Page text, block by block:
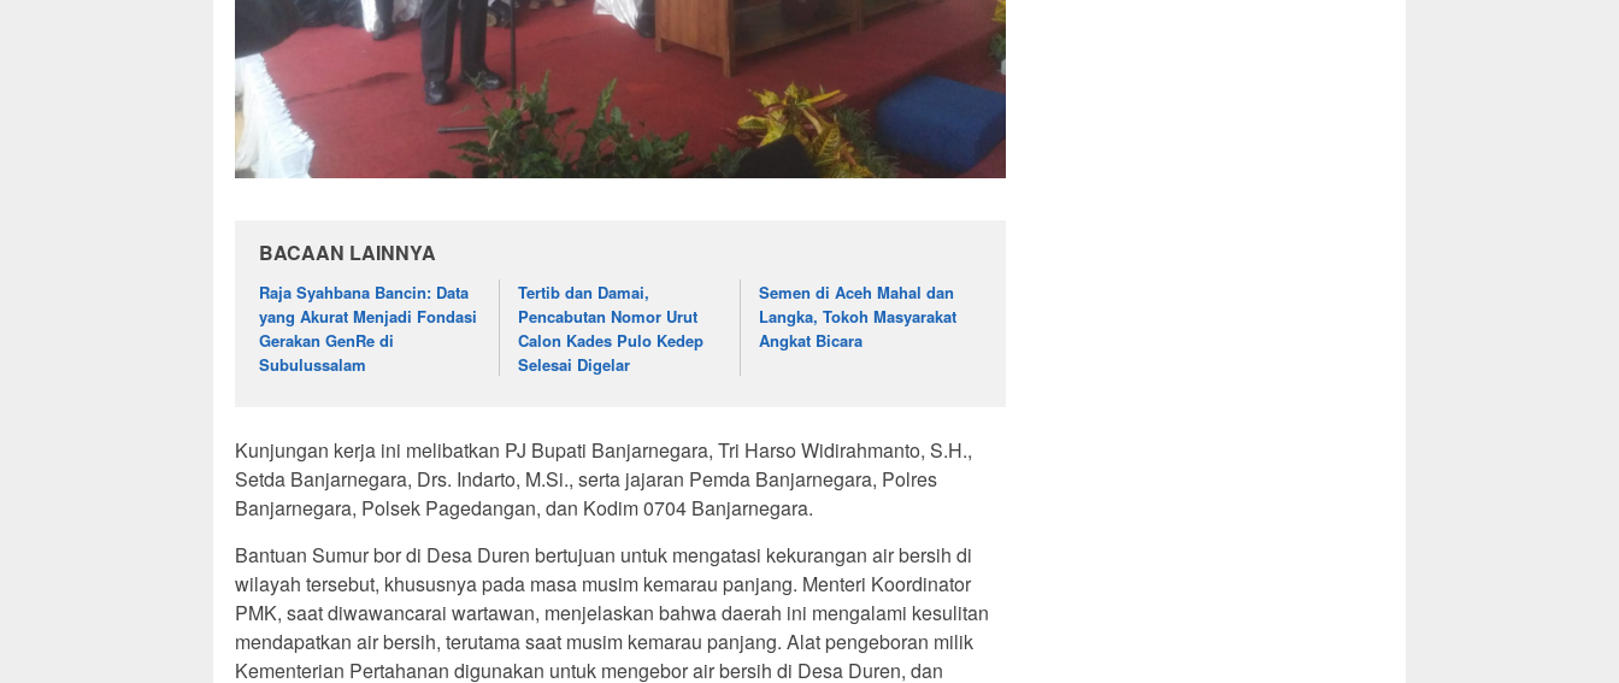
BACAAN LAINNYA
Raja Syahbana Bancin: Data
yang Akurat Menjadi Fondasi
Gerakan GenRe di
Subulussalam
Tertib dan Damai,
Pencabutan Nomor Urut
Calon Kades Pulo Kedep
Selesai Digelar
Semen di Aceh Mahal dan
Langka, Tokoh Masyarakat
Angkat Bicara
Kunjungan kerja ini melibatkan PJ Bupati Banjarnegara, Tri Harso Widirahmanto, S.H.,
Setda Banjarnegara, Drs. Indarto, M.Si., serta jajaran Pemda Banjarnegara, Polres
Banjarnegara, Polsek Pagedangan, dan Kodim 0704 Banjarnegara.
Bantuan Sumur bor di Desa Duren bertujuan untuk mengatasi kekurangan air bersih di
wilayah tersebut, khususnya pada masa musim kemarau panjang. Menteri Koordinator
PMK, saat diwawancarai wartawan, menjelaskan bahwa daerah ini mengalami kesulitan
mendapatkan air bersih, terutama saat musim kemarau panjang. Alat pengeboran milik
Kementerian Pertahanan digunakan untuk mengebor air bersih di Desa Duren, dan